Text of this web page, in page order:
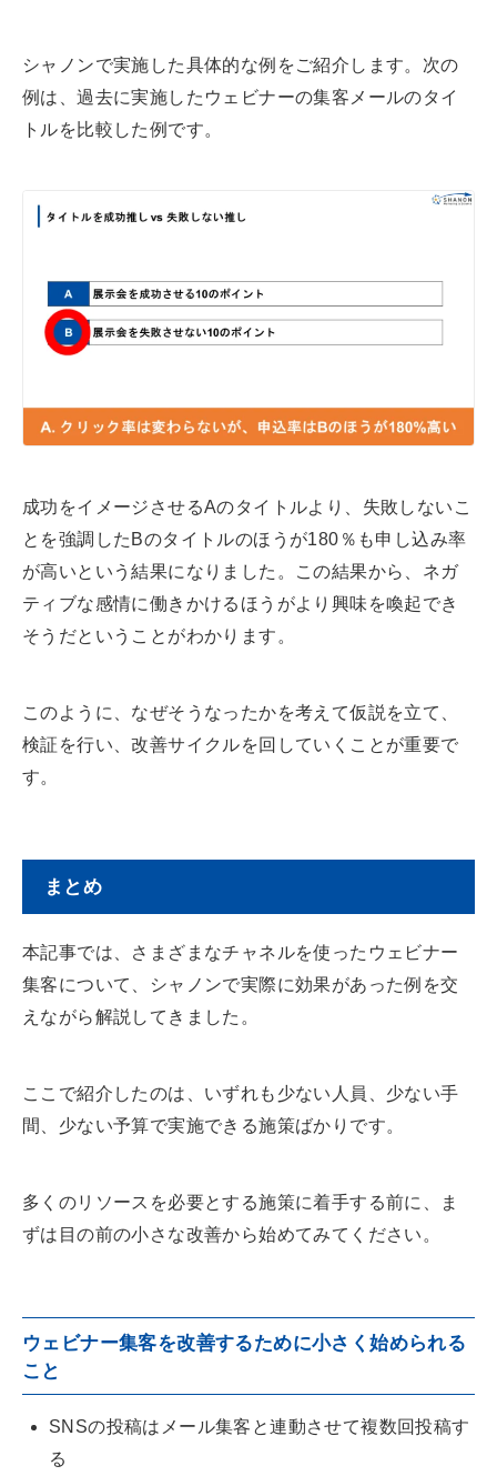
シャノンで実施した具体的な例をご紹介します。次の
例は、過去に実施したウェビナーの集客メールのタイ
トルを比較した例です。
成功をイメージさせるAのタイトルより、失敗しないこ
とを強調したBのタイトルのほうが180％も申し込み率
が高いという結果になりました。この結果から、ネガ
ティブな感情に働きかけるほうがより興味を喚起でき
そうだということがわかります。
このように、なぜそうなったかを考えて仮説を立て、
検証を行い、改善サイクルを回していくことが重要で
す。
まとめ
本記事では、さまざまなチャネルを使ったウェビナー
集客について、シャノンで実際に効果があった例を交
えながら解説してきました。
ここで紹介したのは、いずれも少ない人員、少ない手
間、少ない予算で実施できる施策ばかりです。
多くのリソースを必要とする施策に着手する前に、ま
ずは目の前の小さな改善から始めてみてください。
ウェビナー集客を改善するために小さく始められる
こと
SNSの投稿はメール集客と連動させて複数回投稿す
る